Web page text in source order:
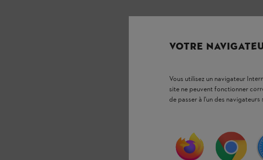
VOTRE
Vous utilisez un navigateur
site ne peuvent fonctionner
de passer à l'un des navigateurs